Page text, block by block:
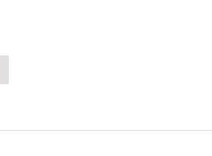
de l’extérieur ont été
fausser l’impression que